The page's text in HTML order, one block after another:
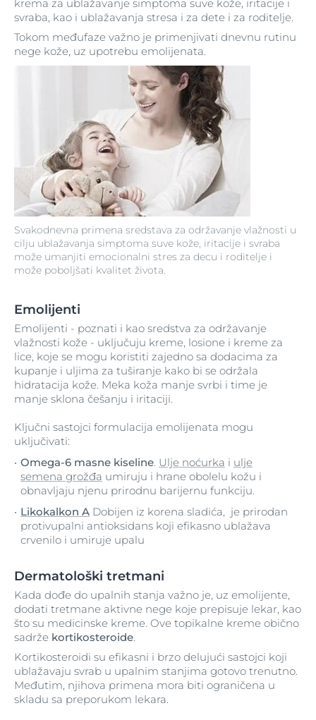
Svakodnevna primena sredstava za održavanje vlažnosti u
cilju ublažavanja simptoma suve kože, iritacije i svraba
može umanjiti emocionalni stres za decu i roditelje i
može poboljšati kvalitet života.
krema za ublažavanje simptoma suve kože, iritacije i
svraba, kao i ublažavanja stresa i za dete i za roditelje.
Tokom međufaze važno je primenjivati dnevnu rutinu
nege kože, uz upotrebu emolijenata.
Emolijenti
Emolijenti - poznati i kao sredstva za održavanje
vlažnosti kože - uključuju kreme, losione i kreme za
lice, koje se mogu koristiti zajedno sa dodacima za
kupanje i uljima za tuširanje kako bi se održala
hidratacija kože. Meka koža manje svrbi i time je
manje sklona češanju i iritaciji.
Ključni sastojci formulacija emolijenata mogu
uključivati:
Omega-6 masne kiseline. Ulje noćurka i ulje
semena grožđa umiruju i hrane obolelu kožu i
obnavljaju njenu prirodnu barijernu funkciju.
Likokalkon A Dobijen iz korena sladića, je prirodan
protivupalni antioksidans koji efikasno ublažava
crvenilo i umiruje upalu
Dermatološki tretmani
Kada dođe do upalnih stanja važno je, uz emolijente,
dodati tretmane aktivne nege koje prepisuje lekar, kao
što su medicinske kreme. Ove topikalne kreme obično
sadrže kortikosteroide.
Kortikosteroidi su efikasni i brzo delujući sastojci koji
ublažavaju svrab u upalnim stanjima gotovo trenutno.
Međutim, njihova primena mora biti ograničena u
skladu sa preporukom lekara.